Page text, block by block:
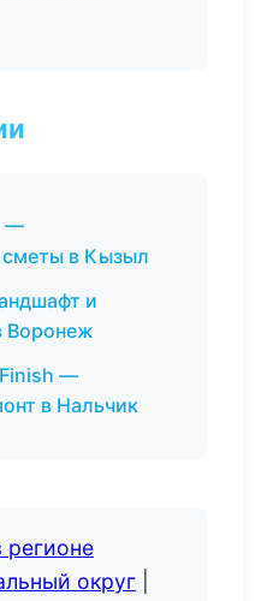
—
сметы в Кызыл
и
Воронеж
—
в Нальчик
регионе
округ